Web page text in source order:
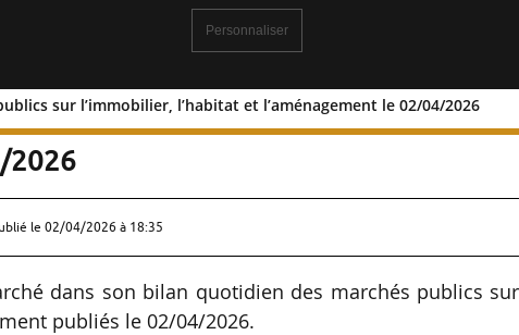
sur l’immobilier, l’habitat et l’aménagement le 02/04/2026
publics sur l’immobilier, l’habitat et
2026
le 02/04/2026 à 18:35
dans son bilan quotidien des marchés publics sur
publiés le 02/04/2026.
Personnaliser